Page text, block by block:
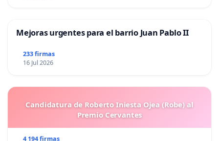
Mejoras urgentes para el barrio Juan Pablo II
233 firmas
16 Jul 2026
Candidatura de Roberto Iniesta Ojea (Robe) al
Premio Cervantes
4 194 firmas